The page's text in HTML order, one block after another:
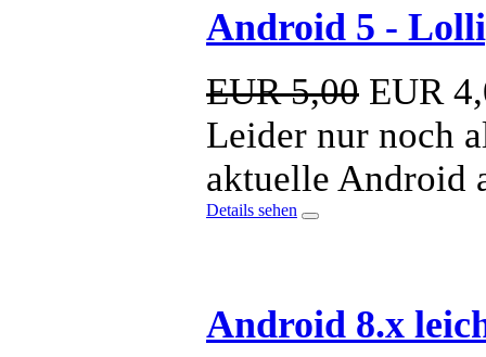
Android 5 -
EUR 5,00 EUR
Leider nur noch
aktuelle Android
Details sehen
Android 8.x